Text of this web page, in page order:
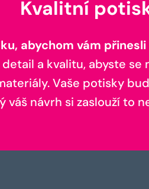
Kvalitní
abychom vám
a kvalitu, abyste
Vaše potisky
váš návrh si zaslouží to